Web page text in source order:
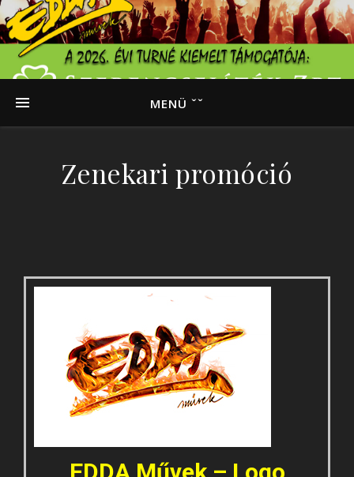
MENÜ ˇˇ
Zenekari promóció